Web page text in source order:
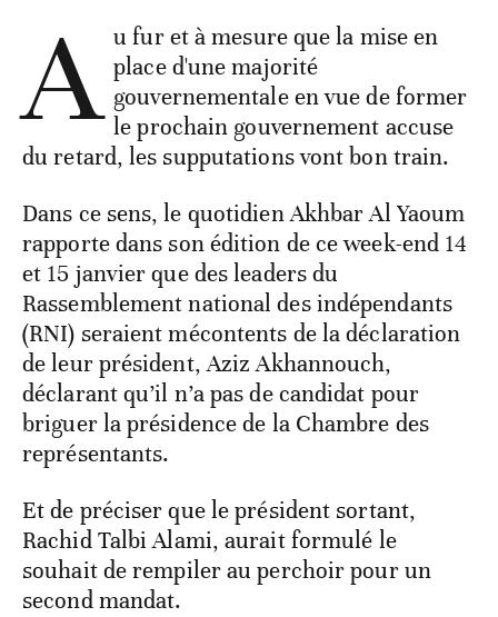
A u fur et à mesure que la mise en
place d'une majorité
gouvernementale en vue de former
le prochain gouvernement accuse
du retard, les supputations vont bon train.
Dans ce sens, le quotidien Akhbar Al Yaoum
rapporte dans son édition de ce week-end 14
et 15 janvier que des leaders du
Rassemblement national des indépendants
(RNI) seraient mécontents de la déclaration
de leur président, Aziz Akhannouch,
déclarant qu’il n’a pas de candidat pour
briguer la présidence de la Chambre des
représentants.
Et de préciser que le président sortant,
Rachid Talbi Alami, aurait formulé le
souhait de rempiler au perchoir pour un
second mandat.